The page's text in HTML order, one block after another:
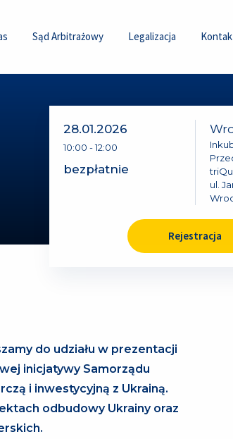
Sąd Arbitrażowy Legalizacja
28.01.2026
10:00 -12:00
bezpłatnie
ul.
Rejestracja
do udziału w prezentacji
inicjatywy Samorządu
i inwestycyjną z Ukrainą.
odbudowy Ukrainy oraz